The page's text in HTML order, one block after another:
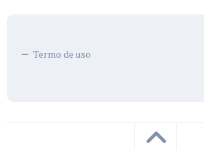
Termo de uso